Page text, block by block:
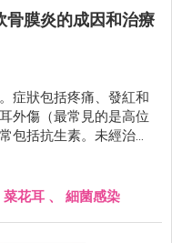
骨膜炎的成因和治療
症狀包括疼痛、發紅和
外傷（最常見的是高位
包括抗生素。未經治療
菜花耳 、 細菌感染